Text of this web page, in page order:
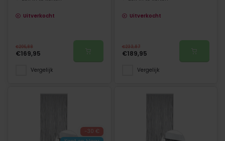
Uitverkocht
€206,88
€169,95
Vergelijk
Uitverkocht
€233,87
€189,95
Vergelijk
-30 €